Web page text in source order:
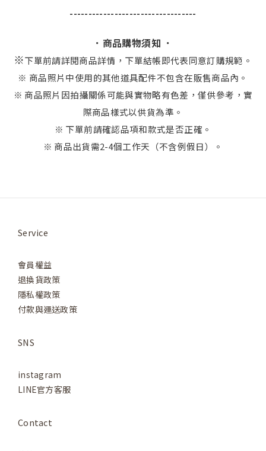
----------------------------------
．商品購物須知 ．
※下單前請詳閱商品詳情，下單結帳即代表同意訂購規範。
※ 商品照片中使用的其他道具配件不包含在販售商品內。
※ 商品照片因拍攝關係可能與實物略有色差，僅供參考，實
際商品樣式以供貨為準。
※ 下單前請確認品項和款式是否正確。
※ 商品出貨需2-4個工作天（不含例假日）。
Service
會員權益
退換貨政策
隱私權政策
付款與運送政策
SNS
instagram
LINE官方客服
Contact